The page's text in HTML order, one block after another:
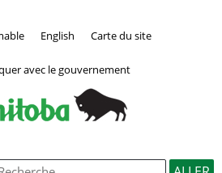
English Carte du site
avec le gouvernement